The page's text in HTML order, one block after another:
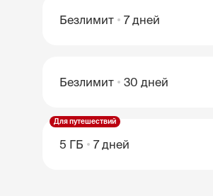
Безлимит 7 дней
Безлимит 30 дней
Для путешествий
5 ГБ 7 дней